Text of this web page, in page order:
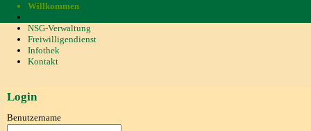
Willkommen
NSG-Verwaltung
Freiwilligendienst
Infothek
Kontakt
Login
Benutzername